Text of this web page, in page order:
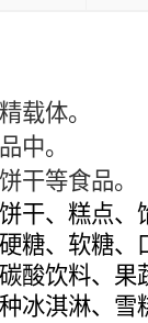
载体。
中。
干等食品。
干、糕点、
糖、软糖、
酸饮料、果
冰淇淋、雪